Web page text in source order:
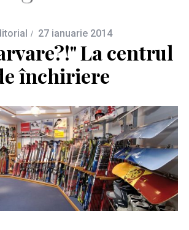
27 ianuarie 2014
La centrul
închiriere